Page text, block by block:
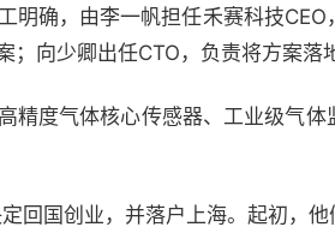
明确，由李一帆担任禾赛科技
向少卿出任CTO，负责将方案落
精度气体核心传感器、工业级气
回国创业，并落户上海。起初，